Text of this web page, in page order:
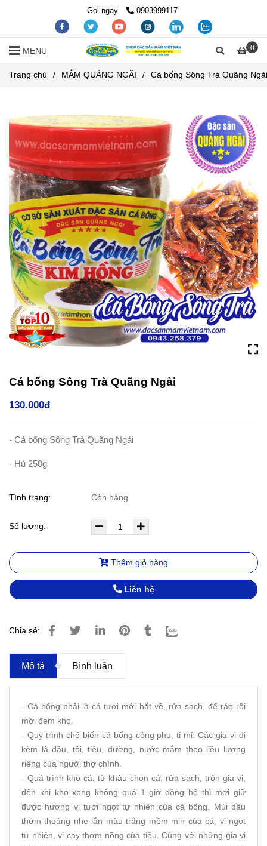
Gọi ngay 0903999117
0
MENU
Trang chủ / MẮM QUẢNG NGÃI / Cá bống Sông Trà Quãng Ngải
Cá bống Sông Trà Quãng Ngải
130.000đ
- Cá bống Sông Trà Quãng Ngải
- Hủ 250g
Tình trạng: Còn hàng
Số lượng:
Thêm giỏ hàng
Liên hệ
Chia sẻ:
Mô tả Bình luận
- Cá bống phải là cá tươi mới bắt về, rửa sạch, để ráo rồi
mới đem kho.
- Quy trình chế biến cá bống công phu, tỉ mỉ: Các gia vị đi
kèm là dầu, tỏi, tiêu, đường, nước mắm theo liều lượng
riêng của người thợ chính.
- Quá trình kho cá, từ khâu chọn cá, rửa sạch, trộn gia vị,
đến khi kho xong không quá 1 giờ đồng hồ thì mới giữ
được hương vị tươi ngọt tự nhiên của cá bống. Mùi dầu
thơm thoảng nhẹ lẫn màu trắng mềm mịn của cá, vị ngọt
tự nhiên, vị cay thơm nồng của tiêu. Cùng với những gia vị